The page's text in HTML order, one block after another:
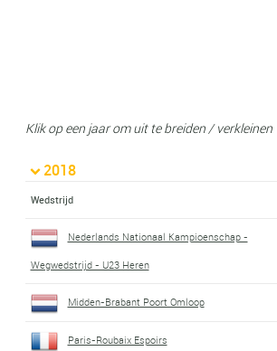
Klik op een jaar om uit te breiden / verkleinen
2018
Wedstrijd
Nederlands Nationaal Kampioenschap -
Wegwedstrijd - U23 Heren
Midden-Brabant Poort Omloop
Paris-Roubaix Espoirs